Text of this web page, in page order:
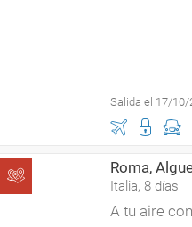
Salida el 17/10/
Roma,
Italia, 8 días
A tu aire